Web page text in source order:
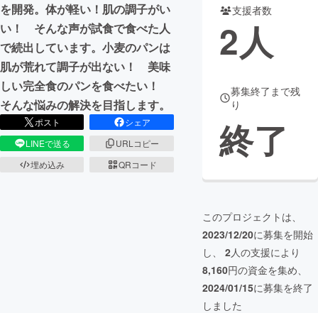
CAMPFIREふるさと納税machi-ya コミュニティ
を開発。体が軽い！肌の調子がい
い！ そんな声が試食で食べた人
で続出しています。小麦のパンは
肌が荒れて調子が出ない！ 美味
しい完全食のパンを食べたい！
そんな悩みの解決を目指します。
ポスト
シェア
LINEで送る
URLコピー
埋め込み
QRコード
支援者数
2人
募集終了まで残
り
終了
このプロジェクトは、
2023/12/20に募集を開始
し、 2人の支援により
8,160円の資金を集め、
2024/01/15に募集を終了
しました